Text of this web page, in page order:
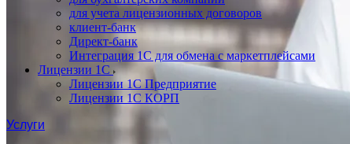
для учета лицензионных договоров
клиент-банк
Директ-банк
Интеграция 1C для обмена с маркетплейсами
Лицензии 1С
Лицензии 1С Предприятие
Лицензии 1С КОРП
Услуги